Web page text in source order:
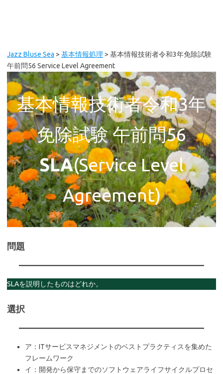
Jazz Bluse Sea > 基本情報処理 > 基本情報技術者令和3年免除試験
午前問56 Service Level Agreement
基本情報技術者令和3年
免除試験 午前問56
SLA(Service Level
Agreement)
問題
SLAを説明したものはどれか。
選択
ア：ITサービスマネジメントのベストプラクティスを集めた
フレームワーク
イ：開発から保守までのソフトウェアライフサイクルプロセ